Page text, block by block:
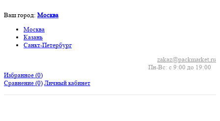
Ваш город: Москва
Москва
Казань
Санкт-Петербург
Пн-Вс: с 9:00 до 19:00
zakaz@packmarket.ru
Избранное (0)
Сравнение (0) Личный кабинет